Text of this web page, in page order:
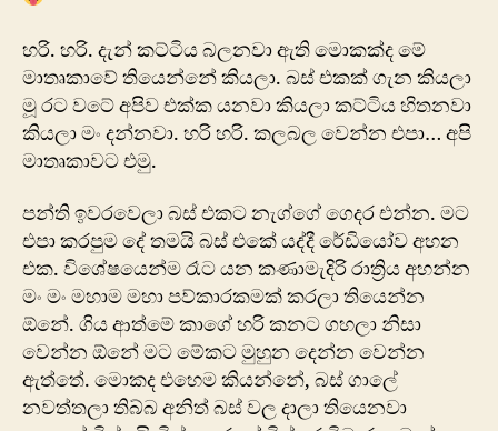
හරි. හරි. දැන් කට්‍ටිය බලනවා ඇති මොකක්ද මේ
මාතෘකාවේ තියෙන්නේ කියලා. බස් එකක් ගැන කියලා
මූ රට වටේ අපිව එක්ක යනවා කියලා කට්ටිය හිතනවා
කියලා මං දන්නවා. හරි හරි. කලබල වෙන්න එපා… අපි
මාතෘකාවට එමු.
පන්ති ඉවරවෙලා බස් එකට නැග්ගේ ගෙදර එන්න. මට
එපා කරපුම දේ තමයි බස් එකේ යද්දී රේඩියෝව අහන
එක. වි‍ශේෂයෙන්ම රෑට යන කණාමැදිරි රාත්‍රිය අහන්න
මං මං මහාම මහා පව්කාරකමක් කරලා තියෙන්න
ඕනේ. ගිය ආත්මේ කාගේ හරි කනට ගහලා නිසා
වෙන්න ඕනේ මට මේකට මුහුන දෙන්න වෙන්න
ඇත්තේ. මොකද එහෙම කියන්නේ, බස් ගාලේ
නවත්තලා තිබ්බ අනිත් බස් වල දාලා තියෙනවා